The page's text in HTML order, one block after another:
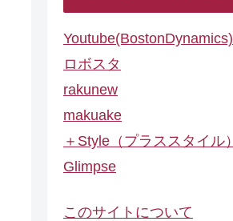
Youtube(BostonDynamics)
ロボスタ
rakunew
makuake
＋Style（プラススタイル）
Glimpse
このサイトについて